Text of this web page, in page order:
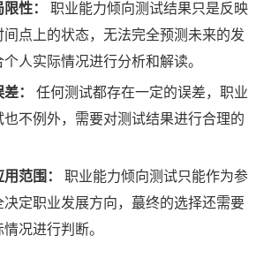
性：
职业能力倾向测试结果只是反映
点上的状态，无法完全预测未来的发
人实际情况进行分析和解读。
：
任何测试都存在一定的误差，职业
也不例外，需要对测试结果进行合理的
范围：
职业能力倾向测试只能作为参
决定职业发展方向，蕞终的选择还需要
况进行判断。